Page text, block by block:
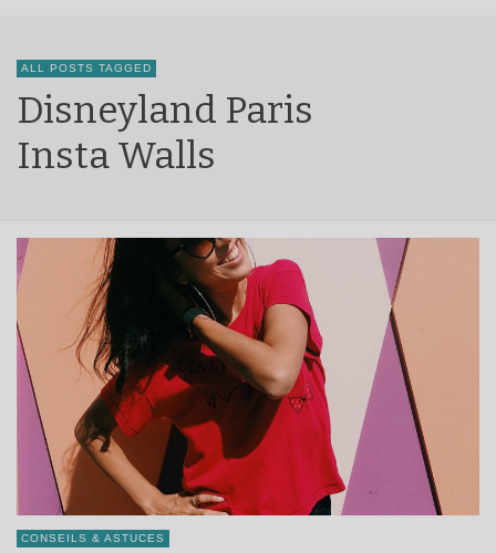
ALL POSTS TAGGED
Disneyland Paris
Insta Walls
CONSEILS & ASTUCES